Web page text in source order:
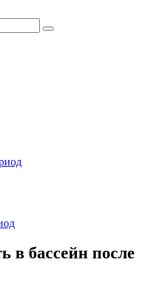
в бассейн после